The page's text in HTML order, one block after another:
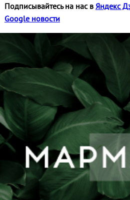
Подписывайтесь на нас в Яндекс
Google новости